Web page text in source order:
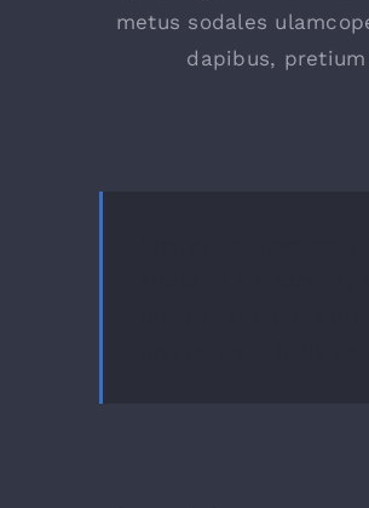
metus sodales
dapibus,